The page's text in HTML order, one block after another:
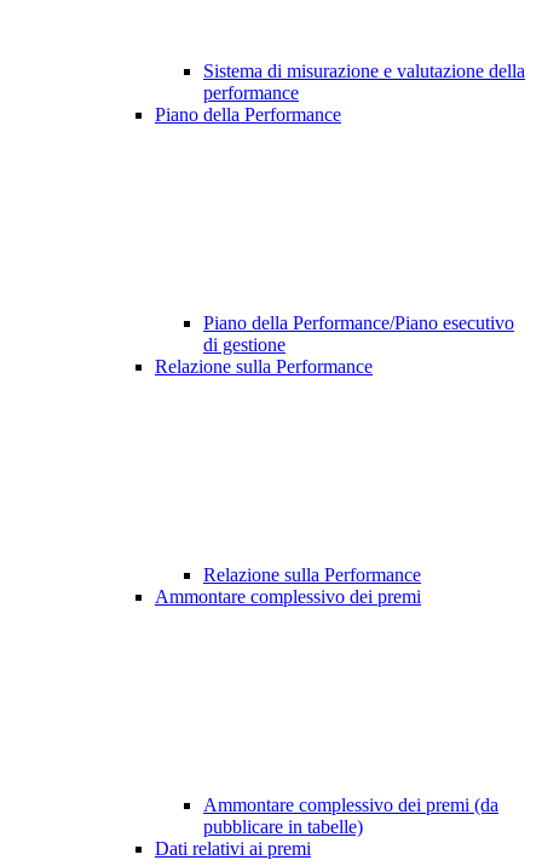
Sistema di misurazione e valutazione della
performance
Piano della Performance
Piano della Performance/Piano esecutivo
di gestione
Relazione sulla Performance
Relazione sulla Performance
Ammontare complessivo dei premi
Ammontare complessivo dei premi (da
pubblicare in tabelle)
Dati relativi ai premi